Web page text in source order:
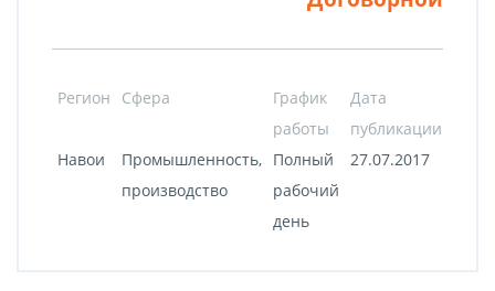
Регион Сфера
График
работы
Дата
публикации
Навои
Промышленность,
производство
Полный
рабочий
день
27.07.2017